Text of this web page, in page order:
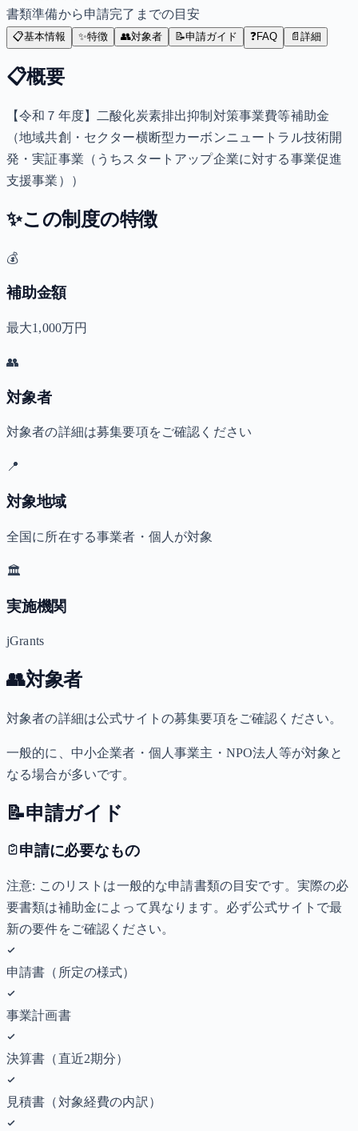
書類準備から申請完了までの目安
📋基本情報 ✨特徴 👥対象者 📝申請ガイド ❓FAQ 📄 詳細
📋概要
【令和７年度】二酸化炭素排出抑制対策事業費等補助金
（地域共創・セクター横断型カーボンニュートラル技術開
発・実証事業（うちスタートアップ企業に対する事業促進
支援事業））
✨この制度の特徴
💰
補助金額
最大1,000万円
👥
対象者
対象者の詳細は募集要項をご確認ください
📍
対象地域
全国に所在する事業者・個人が対象
🏛️
実施機関
jGrants
👥対象者
対象者の詳細は公式サイトの募集要項をご確認ください。
一般的に、中小企業者・個人事業主・NPO法人等が対象と
なる場合が多いです。
📝申請ガイド
申請に必要なもの
注意: このリストは一般的な申請書類の目安です。実際の必
要書類は補助金によって異なります。必ず公式サイトで最
新の要件をご確認ください。
申請書（所定の様式）
事業計画書
決算書（直近2期分）
見積書（対象経費の内訳）